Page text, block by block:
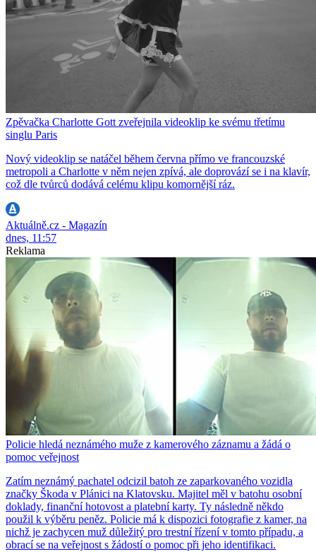
Zpěvačka Charlotte Gott zveřejnila videoklip ke svému třetímu
singlu Paris
Nový videoklip se natáčel během června přímo ve francouzské
metropoli a Charlotte v něm nejen zpívá, ale doprovází se i na klavír,
což dle tvůrců dodává celému klipu komornější ráz.
Aktuálně.cz - Magazín
dnes, 11:57
Reklama
Policie hledá neznámého muže z kamerového záznamu a žádá o
pomoc veřejnost
Zatím neznámý pachatel odcizil batoh ze zaparkovaného vozidla
značky Škoda v Plánici na Klatovsku. Majitel měl v batohu osobní
doklady, finanční hotovost a platební karty. Ty následně někdo
použil k výběru peněz. Policie má k dispozici fotografie z kamer, na
nichž je zachycen muž důležitý pro trestní řízení v tomto případu, a
obrací se na veřejnost s žádostí o pomoc při jeho identifikaci.